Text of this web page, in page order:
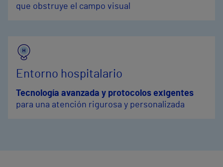
que obstruye el campo visual
Entorno hospitalario
Tecnología avanzada y protocolos exigentes
para una atención rigurosa y personalizada